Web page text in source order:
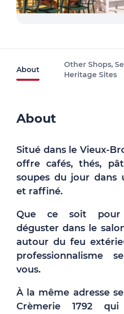
About
Other Shops,
Heritage Sites
About
Situé dans le Vieux-
offre cafés, thés,
soupes du jour dans
et raffiné.
Que ce soit pour
déguster dans le
autour du feu
professionnalisme
vous.
À la même adresse
Crèmerie 1792